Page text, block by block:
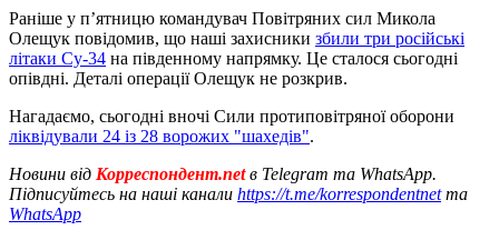
Раніше у п’ятницю командувач Повітряних сил Микола
Олещук повідомив, що наші захисники збили три російські
літаки Су-34 на південному напрямку. Це сталося сьогодні
опівдні. Деталі операції Олещук не розкрив.
Нагадаємо, сьогодні вночі Сили протиповітряної оборони
ліквідували 24 із 28 ворожих "шахедів".
Новини від Корреспондент.netв Telegram та WhatsApp.
Підписуйтесь на наші канали https://t.me/korrespondentnetта
WhatsApp